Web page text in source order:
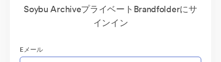
Soybu ArchiveプライベートBrandfolderにサ
インイン
Eメール